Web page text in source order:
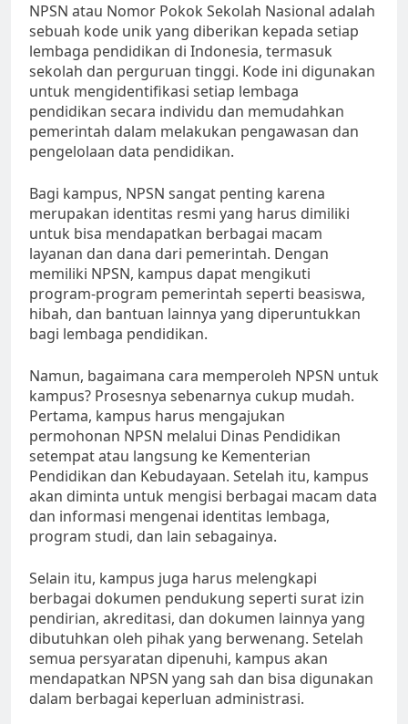
NPSN atau Nomor Pokok Sekolah Nasional adalah
sebuah kode unik yang diberikan kepada setiap
lembaga pendidikan di Indonesia, termasuk
sekolah dan perguruan tinggi. Kode ini digunakan
untuk mengidentifikasi setiap lembaga
pendidikan secara individu dan memudahkan
pemerintah dalam melakukan pengawasan dan
pengelolaan data pendidikan.
Bagi kampus, NPSN sangat penting karena
merupakan identitas resmi yang harus dimiliki
untuk bisa mendapatkan berbagai macam
layanan dan dana dari pemerintah. Dengan
memiliki NPSN, kampus dapat mengikuti
program-program pemerintah seperti beasiswa,
hibah, dan bantuan lainnya yang diperuntukkan
bagi lembaga pendidikan.
Namun, bagaimana cara memperoleh NPSN untuk
kampus? Prosesnya sebenarnya cukup mudah.
Pertama, kampus harus mengajukan
permohonan NPSN melalui Dinas Pendidikan
setempat atau langsung ke Kementerian
Pendidikan dan Kebudayaan. Setelah itu, kampus
akan diminta untuk mengisi berbagai macam data
dan informasi mengenai identitas lembaga,
program studi, dan lain sebagainya.
Selain itu, kampus juga harus melengkapi
berbagai dokumen pendukung seperti surat izin
pendirian, akreditasi, dan dokumen lainnya yang
dibutuhkan oleh pihak yang berwenang. Setelah
semua persyaratan dipenuhi, kampus akan
mendapatkan NPSN yang sah dan bisa digunakan
dalam berbagai keperluan administrasi.